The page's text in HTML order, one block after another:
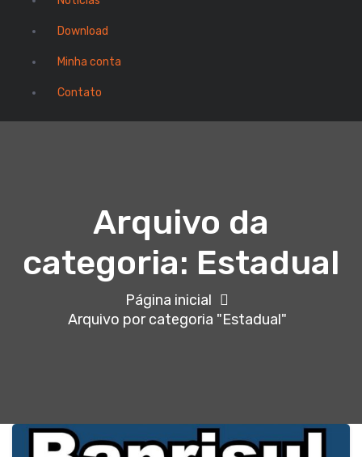
Download
Minha conta
Contato
Arquivo da
categoria: Estadual
Página inicial
Arquivo por categoria "Estadual"